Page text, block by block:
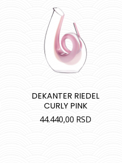
DEKANTER RIEDEL
CURLY PINK
44.440,00 RSD